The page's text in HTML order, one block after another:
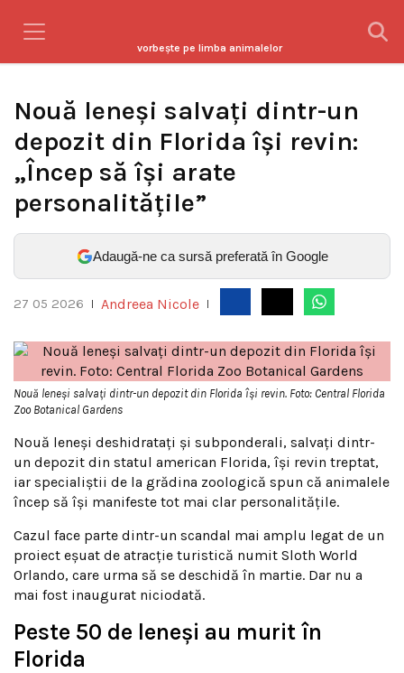
vorbeşte pe limba animalelor
Nouă leneși salvați dintr-un
depozit din Florida își revin:
„Încep să își arate
personalitățile”
Adaugă-ne ca sursă preferată în Google
27 05 2026 Andreea Nicole
Nouă leneși salvați dintr-un depozit din Florida își revin. Foto: Central Florida
Zoo Botanical Gardens
Nouă leneși deshidratați și subponderali, salvați dintr-
un depozit din statul american Florida, își revin treptat,
iar specialiștii de la grădina zoologică spun că animalele
încep să își manifeste tot mai clar personalitățile.
Cazul face parte dintr-un scandal mai amplu legat de un
proiect eșuat de atracție turistică numit Sloth World
Orlando, care urma să se deschidă în martie. Dar nu a
mai fost inaugurat niciodată.
Peste 50 de leneși au murit în
Florida